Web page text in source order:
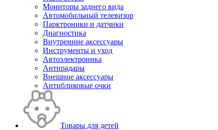
Мониторы заднего вида
Автомобильный телевизор
Парктроники и датчики
Диагностика
Внутренние аксессуары
Инструменты и уход
Автоэлектроника
Антирадары
Внешние аксессуары
Антибликовые очки
Товары для детей